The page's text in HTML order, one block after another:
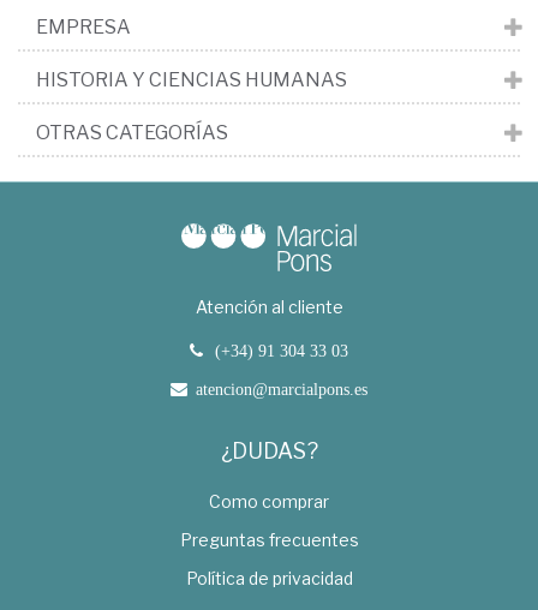
EMPRESA
HISTORIA Y CIENCIAS HUMANAS
OTRAS CATEGORÍAS
Atención al cliente
(+34) 91 304 33 03
atencion@marcialpons.es
¿DUDAS?
Como comprar
Preguntas frecuentes
Política de privacidad